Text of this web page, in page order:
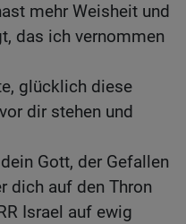
mehr Weisheit und
das ich vernommen
glücklich diese
dir stehen und
Gott, der Gefallen
dich auf den Thron
Israel auf ewig